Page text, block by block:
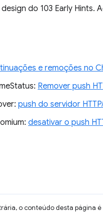
do 103 Early Hints.
e remoções no
Remover push
push do servidor
desativar o push
o conteúdo desta página